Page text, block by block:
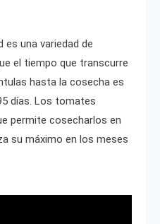
una variedad de
el tiempo que transcurre
hasta la cosecha es
días. Los tomates
permite cosecharlos en
su máximo en los meses